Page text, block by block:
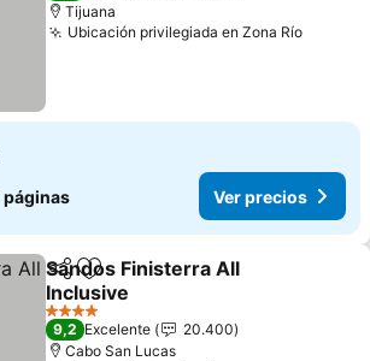
Tijuana
Ubicación privilegiada en Zona RíoVer
páginas Ver precios
CompartirAgregar a favoritos
Sandos Finisterra All
Inclusive
Ver precios
4 Estrellas
9,2 Excelente
20.400
Cabo San Lucas